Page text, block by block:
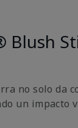
Blush
no solo da
un impacto